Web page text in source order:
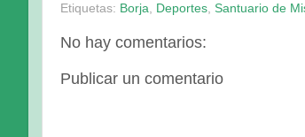
Etiquetas: Borja Deportes Santuario de
No hay comentarios:
Publicar un comentario